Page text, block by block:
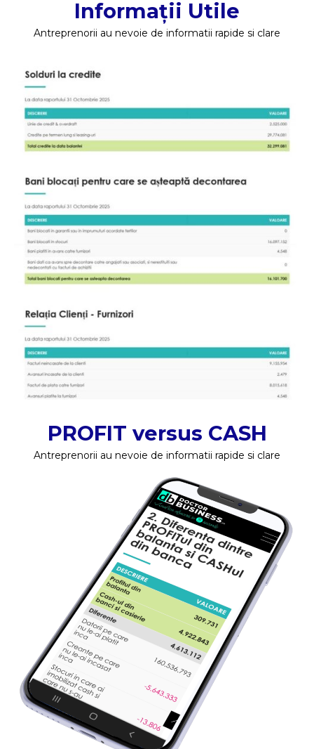
Informații Utile
Antreprenorii au nevoie de informatii rapide si clare
PROFIT versus CASH
Antreprenorii au nevoie de informatii rapide si clare